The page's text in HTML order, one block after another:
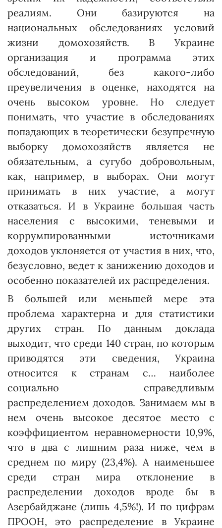
реалиям. Они базируются на
национальных обследованиях условий
жизни домохозяйств. В Украине
организация и программа этих
обследований, без какого-либо
преувеличения в оценке, находятся на
очень высоком уровне. Но следует
понимать, что участие в обследованиях
попадающих в тео­ретически безупречную
выборку домохозяйств является не
обязательным, а сугубо добровольным,
как, например, в выборах. Они могут
принимать в них участие, а могут
отказаться. И в Украине большая часть
населения с высокими, теневыми и
коррумпированными источниками
доходов уклоняется от участия в них, что,
безусловно, ведет к занижению доходов и
особенно показателей их распределения.
В большей или меньшей мере эта
проблема характерна и для статистики
других стран. По данным доклада
выходит, что среди 140 стран, по которым
приводятся эти сведения, Украина
относится к странам с… наиболее
социально справедливым
распределением доходов. Занимаем мы в
нем очень высокое десятое место с
коэффициентом неравномерности 10,9%,
что в два с лишним раза ниже, чем в
среднем по миру (23,4%). А наименьшее
среди стран мира отклонение в
распределении доходов вроде бы в
Азербайджане (лишь 4,5%!). И по цифрам
ПРООН, это распределение в Украине